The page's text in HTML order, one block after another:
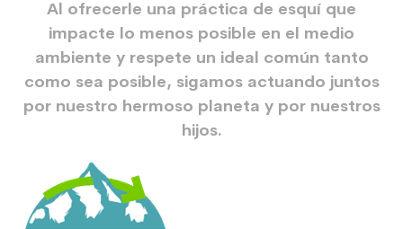
Al ofrecerle una práctica de esquí que
impacte lo menos posible en el medio
ambiente y respete un ideal común tanto
como sea posible, sigamos actuando juntos
por nuestro hermoso planeta y por nuestros
hijos.